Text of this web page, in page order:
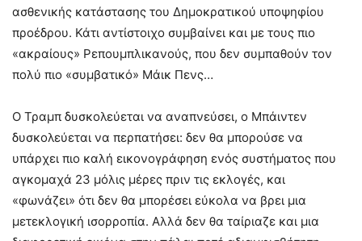
ασθενικής κατάστασης του Δημοκρατικού υποψηφίου
προέδρου. Κάτι αντίστοιχο συμβαίνει και με τους πιο
«ακραίους» Ρεπουμπλικανούς, που δεν συμπαθούν τον
πολύ πιο «συμβατικό» Μάικ Πενς…
Ο Τραμπ δυσκολεύεται να αναπνεύσει, ο Μπάιντεν
δυσκολεύεται να περπατήσει: δεν θα μπορούσε να
υπάρχει πιο καλή εικονογράφηση ενός συστήματος που
αγκομαχά 23 μόλις μέρες πριν τις εκλογές, και
«φωνάζει» ότι δεν θα μπορέσει εύκολα να βρει μια
μετεκλογική ισορροπία. Αλλά δεν θα ταίριαζε και μια